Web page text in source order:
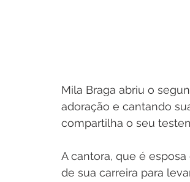
Mila Braga abriu o
adoração e cantando
compartilha o seu
A cantora, que é
de sua carreira para